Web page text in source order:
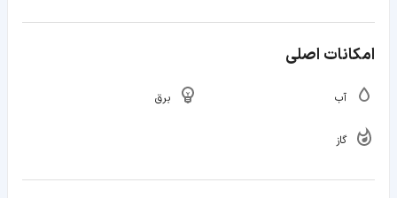
امکانات اصلی
آب برق
گاز